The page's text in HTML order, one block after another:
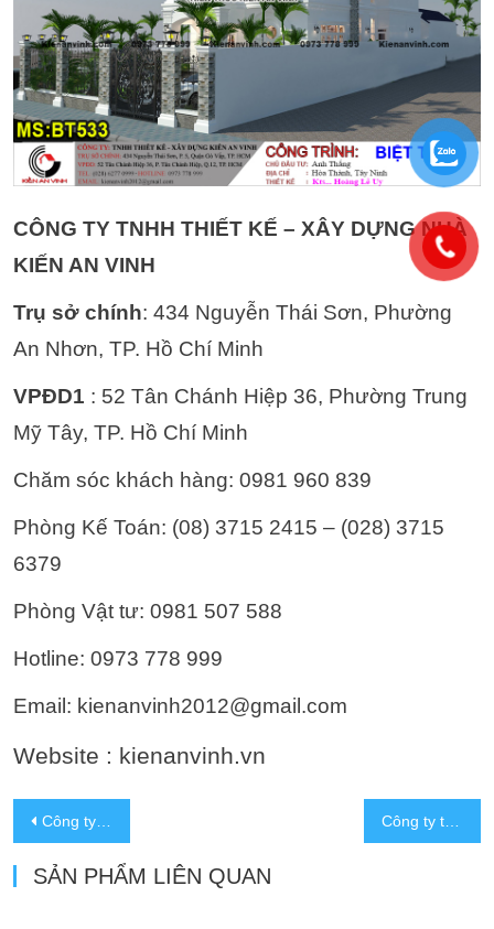
CÔNG TY TNHH THIẾT KẾ – XÂY DỰNG NHÀ
KIẾN AN VINH
Trụ sở chính: 434 Nguyễn Thái Sơn, Phường
An Nhơn, TP. Hồ Chí Minh
VPĐD1 : 52 Tân Chánh Hiệp 36, Phường Trung
Mỹ Tây, TP. Hồ Chí Minh
Chăm sóc khách hàng: 0981 960 839
Phòng Kế Toán: (08) 3715 2415 – (028) 3715
6379
Phòng Vật tư: 0981 507 588
Hotline: 0973 778 999
Email: kienanvinh2012@gmail.com
Website : kienanvinh.vn
Công ty xây dựng biệt thự tại Tân Bình – nhà thầu uy tín (TPHCM)
SẢN PHẨM LIÊN QUAN